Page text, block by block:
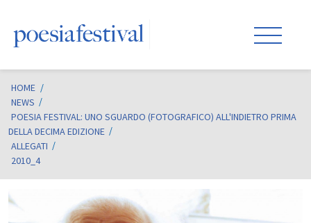
HOME /
NEWS
POESIA FESTIVAL: UNO SGUARDO (FOTOGRAFICO) ALL'INDIETRO PRIMA
DELLA DECIMA EDIZIONE
ALLEGATI
2010_4